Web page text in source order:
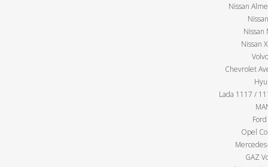
Nissan
Nissan
Nissan
Chevrolet
Lada 1117 /
Opel
GAZ